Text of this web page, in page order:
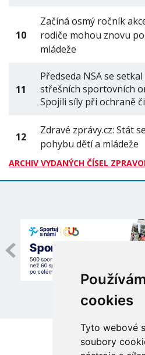
cookies
Tyto webové
soubory
10
Začíná osmý ročník
rodiče mohou znovu
mládeže
11
Předseda NSA se
střešních sportovních
Spojili síly při ochraně
12
Zdravé zprávy.cz: Stát
pohybu dětí a mládeže
ARCHIV VYDANÝCH ČÍSEL